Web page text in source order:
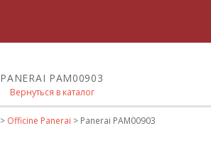
PANERAI PAM00903
Вернуться в каталог
> Officine Panerai > Panerai PAM00903